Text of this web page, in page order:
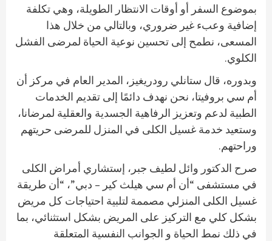
بموضوع السفر أو أوقات الانتظار الطويلة، وهي تكلفة
إضافية وعبء غير ضروري، وبالتالي من خلال هذا
المسعى، نطمح إلى تحسين نوعية الحياة لمرضى الفشل
الكلوي.
وبدوره، قال ستانلي رودريغيز، المدير العام في مركز أن
أم سي بروفيتا، نحن نهدف دائمًا إلى تقديم الخدمات
الطبية لدعم وتعزيز الرفاهية الجسدية والعقلية لمرضانا،
وستعيد خدمة غسيل الكلى في المنزل للمرضى حريتهم
وراحتهم.
صرح الدكتور وائل لطيف جبر، إستشاري أمراض الكلى
في مستشفى “أن أم سي هيلث كير – دبي”، “أن طريقة
غسيل الكلى المنزلي مصممة لتلبية احتياجات كل مريض
بشكل كلي مع التركيز على المريض بشكل استثنائي، بما
في ذلك نمط الحياة و الجوانب النفسية المتعلقة